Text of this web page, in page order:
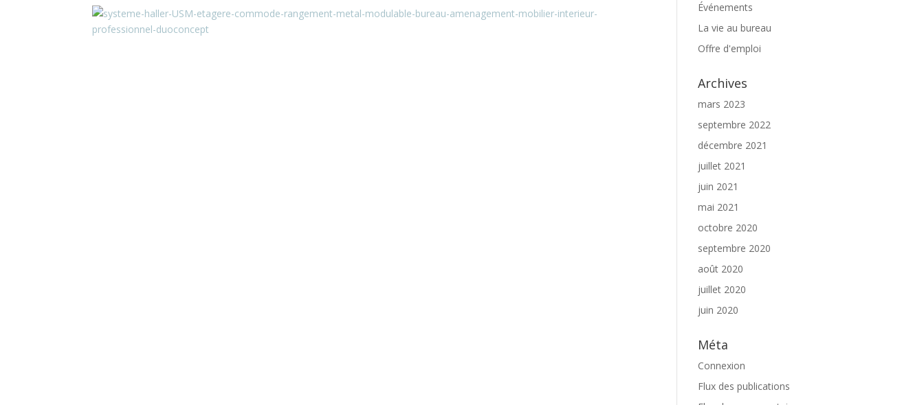
Événements
La vie au bureau
Offre d'emploi
Archives
mars 2023
septembre 2022
décembre 2021
juillet 2021
juin 2021
mai 2021
octobre 2020
septembre 2020
août 2020
juillet 2020
juin 2020
Méta
Connexion
Flux des publications